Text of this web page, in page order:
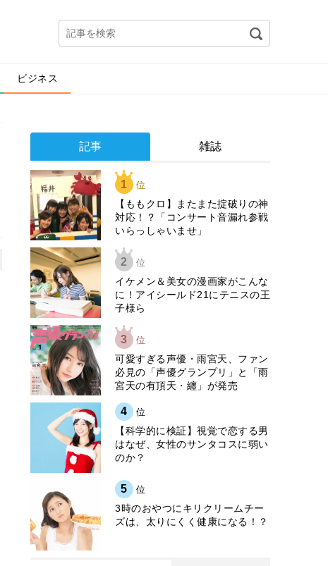
ビジネス
記事 雑誌
1 位
【ももクロ】またまた掟破りの神
対応！？「コンサート音漏れ参戦
いらっしゃいませ」
2 位
イケメン＆美女の漫画家がこんな
に！アイシールド21にテニスの王
子様ら
3 位
可愛すぎる声優・雨宮天、ファン
必見の「声優グランプリ」と「雨
宮天の有頂天・纏」が発売
4 位
【科学的に検証】視覚で恋する男
はなぜ、女性のサンタコスに弱い
のか？
5 位
3時のおやつにキリクリームチー
ズは、太りにくく健康になる！？